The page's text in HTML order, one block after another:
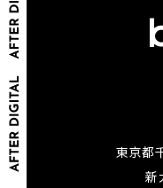
東京都
新